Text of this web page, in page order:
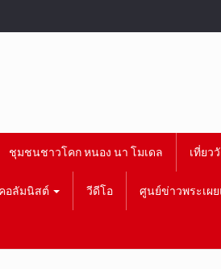
ชุมชนชาวโคก หนอง นา โมเดล เที่ยว
คอลัมนิสต์ วีดีโอ ศูนย์ข่าวพระเผ